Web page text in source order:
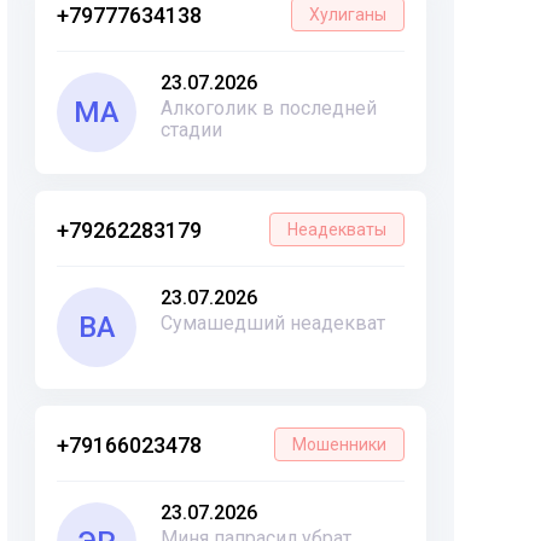
+79777634138 Хулиганы
МА
23.07.2026
Алкоголик в последней
стадии
+79262283179 Неадекваты
ВА
23.07.2026
Сумашедший неадекват
+79166023478 Мошенники
23.07.2026